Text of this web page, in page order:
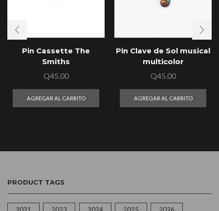
Pin Cassette The
Smiths
Q45.00
AGREGAR AL CARRITO
Pin Clave de Sol musical
multicolor
Q45.00
AGREGAR AL CARRITO
PRODUCT TAGS
2021 2023 2024 2025 2026